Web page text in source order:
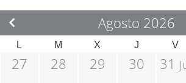
Agosto 2026
L M X J V
27 28 29 30 31